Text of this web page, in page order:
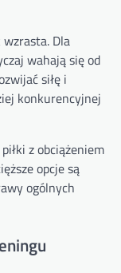
Dla
wahają się od
siłę i
konkurencyjnej
z obciążeniem
opcje są
ogólnych